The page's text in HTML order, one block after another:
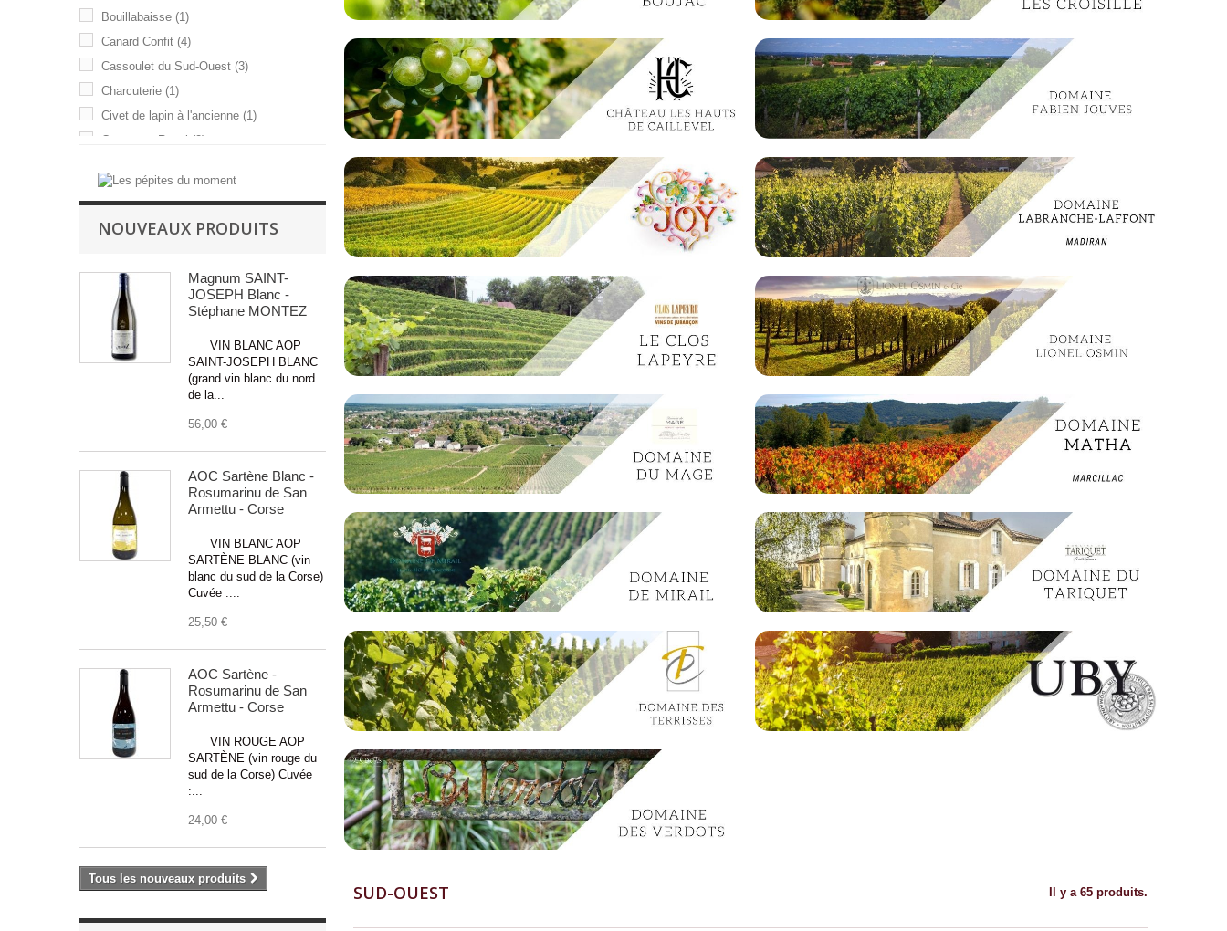
(7)
(2)
Sémillon (2)
Tannat(3)
Bouillabaisse (1)
Canard Confit (4)
Cassoulet du Sud-Ouest (3)
Charcuterie (1)
Civet de lapin à l'ancienne (1)
Couscous Royal (2)
Côtelettes d'Agneau au thym
Digestif - Fin de repas (1)
Filet de bar au beurre blanc (1)
Foie Gras
Fondue Bourguignone
Fromage de chèvre(1)
Paupiettes de Veau(1)
Poisson en Sauce(1)
Poulet de Bresse au vin Jaune
Ris de veau aux morilles(1)
Salade Composée(1)
Truite Fumée
(2)
Veau Marengo
(1)
Viande Blanche
Viande Rouge Grillé/Braisé (1)
(1)
NOUVEAUX PRODUITS
Magnum SAINT-
JOSEPH Blanc -
Stéphane MONTEZ
VIN BLANC AOP
SAINT-JOSEPH BLANC
(grand vin blanc du nord
de la...
56,00 €
AOC Sartène Blanc -
Rosumarinu de San
Armettu - Corse
VIN BLANC AOP
SARTÈNE BLANC (vin
blanc du sud de la Corse)
Cuvée :...
25,50 €
AOC Sartène -
Rosumarinu de San
Armettu - Corse
VIN ROUGE AOP
SARTÈNE (vin rouge du
sud de la Corse) Cuvée
:...
24,00 €
Tous les nouveaux produits
SUD-OUEST Il y a 65 produits.